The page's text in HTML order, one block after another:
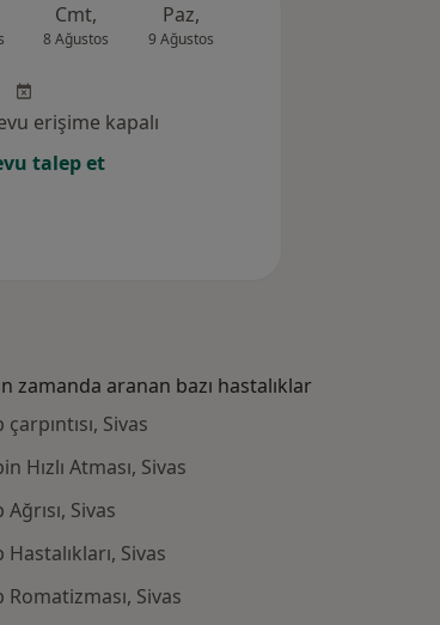
Cmt,
8 Ağustos
Paz,
9 Ağustos
erişime kapalı
talep et
zamanda aranan bazı hastalıklar
çarpıntısı, Sivas
Hızlı Atması, Sivas
Ağrısı, Sivas
Hastalıkları, Sivas
Romatizması, Sivas